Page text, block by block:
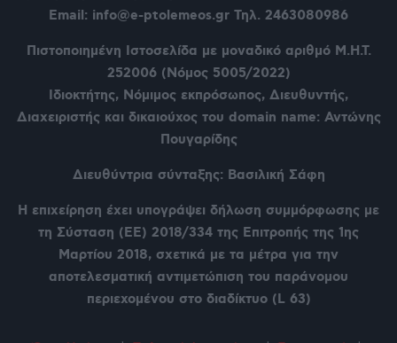
Email: info@e-ptolemeos.gr Τηλ. 2463080986
Πιστοποιημένη Ιστοσελίδα με μοναδικό αριθμό Μ.Η.Τ.
252006 (Νόμος 5005/2022)
Ιδιοκτήτης, Νόμιμος εκπρόσωπος, Διευθυντής,
Διαχειριστής και δικαιούχος του domain name: Αντώνης
Πουγαρίδης
Διευθύντρια σύνταξης: Βασιλική Σάφη
Η επιχείρηση έχει υπογράψει δήλωση συμμόρφωσης με
τη Σύσταση (ΕΕ) 2018/334 της Επιτροπής της 1ης
Μαρτίου 2018, σχετικά με τα μέτρα για την
αποτελεσματική αντιμετώπιση του παράνομου
περιεχομένου στο διαδίκτυο (L 63)